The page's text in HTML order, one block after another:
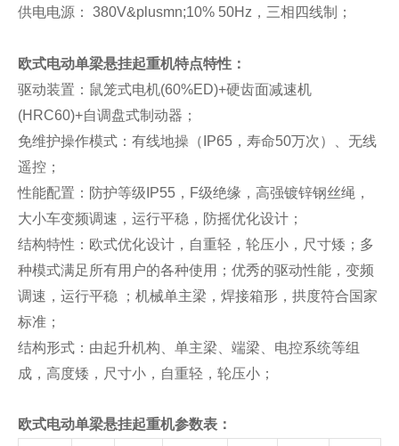
供电电源： 380V&plusmn;10% 50Hz，三相四线制；
欧式电动单梁悬挂起重机特点特性：
驱动装置：鼠笼式电机(60%ED)+硬齿面减速机
(HRC60)+自调盘式制动器；
免维护操作模式：有线地操（IP65，寿命50万次）、无线
遥控；
性能配置：防护等级IP55，F级绝缘，高强镀锌钢丝绳，
大小车变频调速，运行平稳，防摇优化设计；
结构特性：欧式优化设计，自重轻，轮压小，尺寸矮；多
种模式满足所有用户的各种使用；优秀的驱动性能，变频
调速，运行平稳 ；机械单主梁，焊接箱形，拱度符合国家
标准；
结构形式：由起升机构、单主梁、端梁、电控系统等组
成，高度矮，尺寸小，自重轻，轮压小；
欧式电动单梁悬挂起重机参数表：